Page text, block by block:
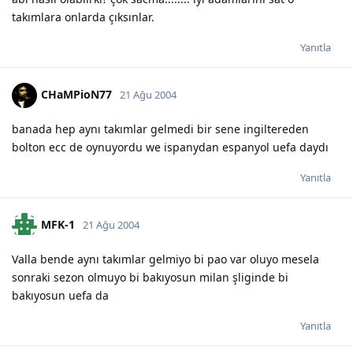
takımlara onlarda çıksınlar.
Yanıtla
CHaMPioN77 21 Ağu 2004
banada hep aynı takımlar gelmedi bir sene ingiltereden
bolton ecc de oynuyordu we ispanydan espanyol uefa daydı
Yanıtla
MFK-1 21 Ağu 2004
Valla bende aynı takımlar gelmiyo bi pao var oluyo mesela
sonraki sezon olmuyo bi bakıyosun milan şliginde bi
bakıyosun uefa da
Yanıtla